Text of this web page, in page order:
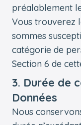
préalablement
Vous trouverez
sommes
catégorie de
Section 6 de
3. Durée de
Données
Nous